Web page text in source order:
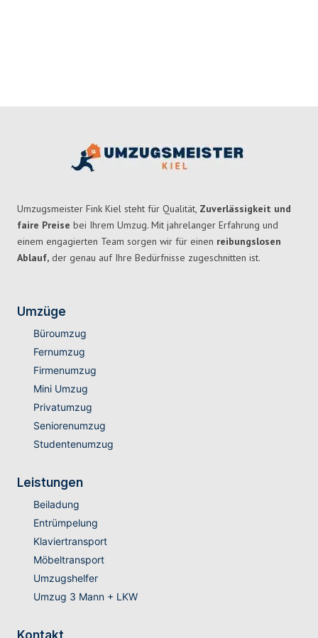
Umzugsmeister Fink Kiel steht für Qualität, Zuverlässigkeit und
faire Preise bei Ihrem Umzug. Mit jahrelanger Erfahrung und
einem engagierten Team sorgen wir für einen reibungslosen
Ablauf, der genau auf Ihre Bedürfnisse zugeschnitten ist.
Umzüge
Büroumzug
Fernumzug
Firmenumzug
Mini Umzug
Privatumzug
Seniorenumzug
Studentenumzug
Leistungen
Beiladung
Entrümpelung
Klaviertransport
Möbeltransport
Umzugshelfer
Umzug 3 Mann + LKW